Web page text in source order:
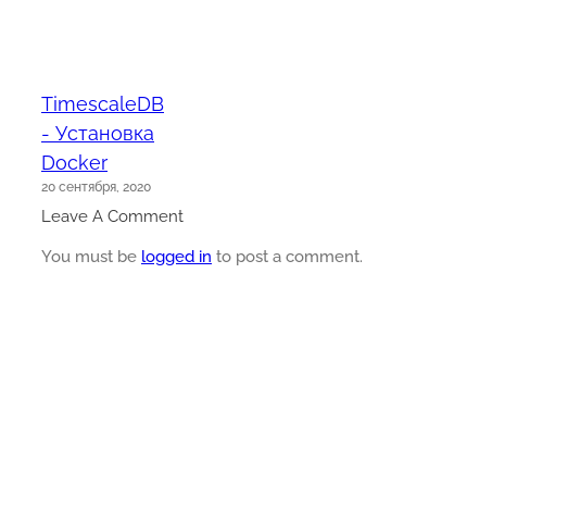
TimescaleDB
- Установка
Docker
20 сентября, 2020
Leave A Comment
You must be logged in to post a comment.